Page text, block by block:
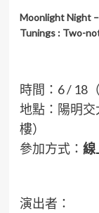
Moonlight Night –
Tunings : Two-
時間：6 / 18
地點：陽明
樓）
參加方式： 線
演出者：